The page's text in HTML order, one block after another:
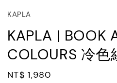
KAPLA
KAPLA | BOOK
COLOURS 冷
Regular
NT$ 1,980